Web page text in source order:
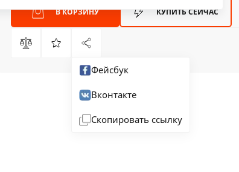
В КОРЗИНУ КУПИТЬСЕЙЧАС
Фейсбук
Вконтакте
Скопировать ссылку